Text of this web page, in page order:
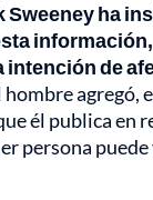
Sweeney ha
intención de
hombre agregó,
él publica en
persona